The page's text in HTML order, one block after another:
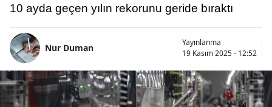
10 ayda geçen yılın rekorunu geride bıraktı
Nur Duman
Yayınlanma
19 Kasım 2025 - 12:52